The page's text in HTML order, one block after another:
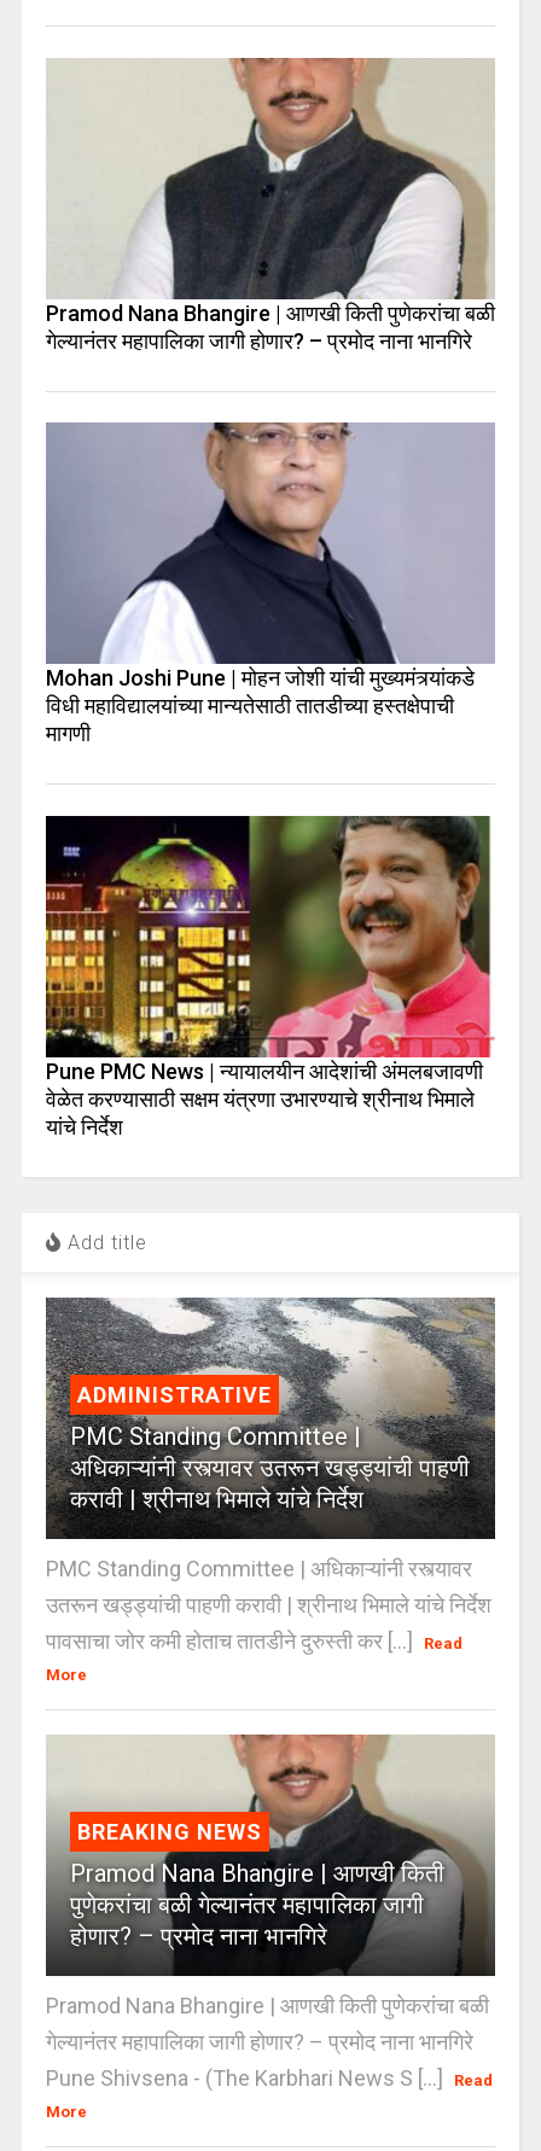
Pramod Nana Bhangire | आणखी किती पुणेकरांचा बळी
गेल्यानंतर महापालिका जागी होणार? – प्रमोद नाना भानगिरे
Mohan Joshi Pune | मोहन जोशी यांची मुख्यमंत्र्यांकडे
विधी महाविद्यालयांच्या मान्यतेसाठी तातडीच्या हस्तक्षेपाची
मागणी
Pune PMC News | न्यायालयीन आदेशांची अंमलबजावणी
वेळेत करण्यासाठी सक्षम यंत्रणा उभारण्याचे श्रीनाथ भिमाले
यांचे निर्देश
Add title
ADMINISTRATIVE
PMC Standing Committee |
अधिकाऱ्यांनी रस्त्यावर उतरून खड्ड्यांची पाहणी
करावी | श्रीनाथ भिमाले यांचे निर्देश
PMC Standing Committee | अधिकाऱ्यांनी रस्त्यावर
उतरून खड्ड्यांची पाहणी करावी | श्रीनाथ भिमाले यांचे निर्देश
पावसाचा जोर कमी होताच तातडीने दुरुस्ती कर [...]
Read
More
BREAKING NEWS
Pramod Nana Bhangire | आणखी किती
पुणेकरांचा बळी गेल्यानंतर महापालिका जागी
होणार? – प्रमोद नाना भानगिरे
Pramod Nana Bhangire | आणखी किती पुणेकरांचा बळी
गेल्यानंतर महापालिका जागी होणार? – प्रमोद नाना भानगिरे
Pune Shivsena - (The Karbhari News S [...]
Read
More